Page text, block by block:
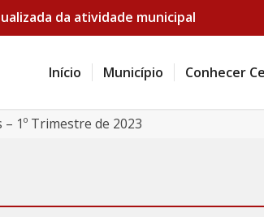
da atividade municipal
Início Município Conhecer
1º Trimestre de 2023